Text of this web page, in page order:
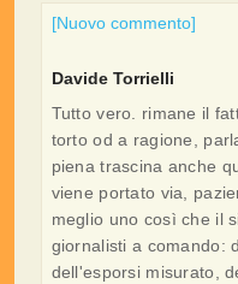
[Nuovo commento]
Davide Torrielli
Tutto vero. rimane il
torto od a ragione,
piena trascina anche
viene portato via,
meglio uno così che il
giornalisti a comando:
dell'esporsi misurato,